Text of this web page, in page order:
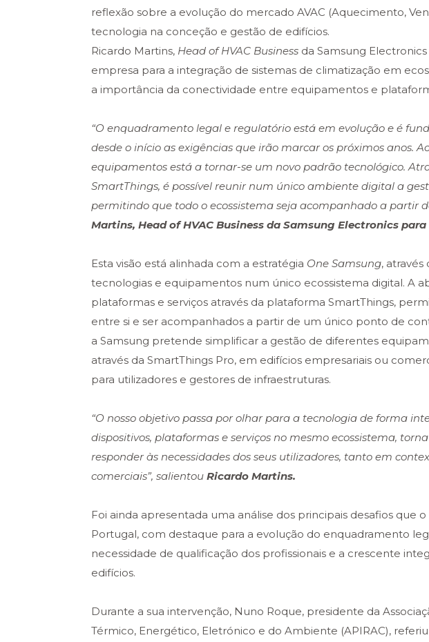
reflexão sobre a evolução do mercado AVAC (Aquecimento,
tecnologia na conceção e gestão de edifícios.
Ricardo Martins, Head of HVAC Business da Samsung
empresa para a integração de sistemas de climatização em
a importância da conectividade entre equipamentos e
“O enquadramento legal e regulatório está em evolução e é
desde o início as exigências que irão marcar os próximos anos.
equipamentos está a tornar-se um novo padrão tecnológico.
SmartThings, é possível reunir num único ambiente digital a
permitindo que todo o ecossistema seja acompanhado a partir
Martins, Head of HVAC Business da Samsung Electronics
Esta visão está alinhada com a estratégia One Samsung,
tecnologias e equipamentos num único ecossistema digital. A
plataformas e serviços através da plataforma SmartThings,
entre si e ser acompanhados a partir de um único ponto de
a Samsung pretende simplificar a gestão de diferentes
através da SmartThings Pro, em edifícios empresariais ou
para utilizadores e gestores de infraestruturas.
“O nosso objetivo passa por olhar para a tecnologia de forma
dispositivos, plataformas e serviços no mesmo ecossistema,
responder às necessidades dos seus utilizadores, tanto em
comerciais”, salientou Ricardo Martins.
Foi ainda apresentada uma análise dos principais desafios
Portugal, com destaque para a evolução do enquadramento
necessidade de qualificação dos profissionais e a crescente
edifícios.
Durante a sua intervenção, Nuno Roque, presidente da
Térmico, Energético, Eletrónico e do Ambiente (APIRAC),